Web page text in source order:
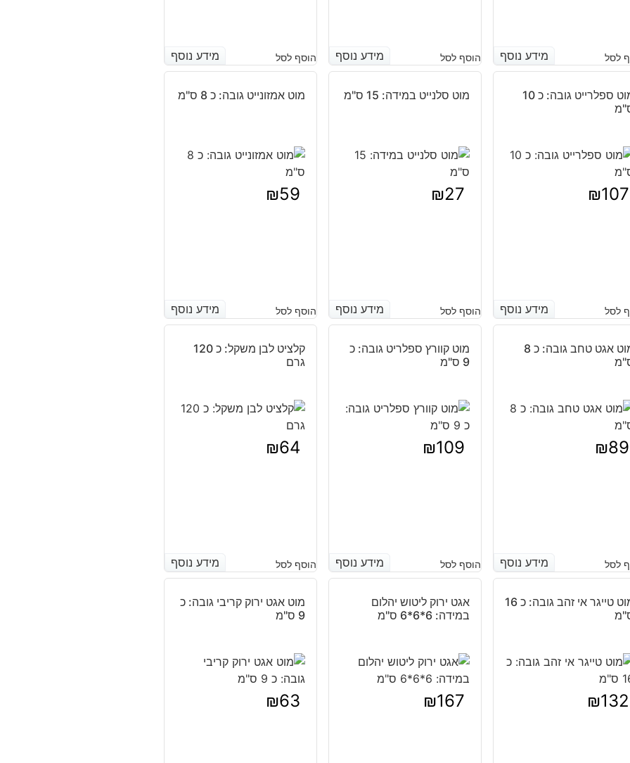
מידע נוסף לסל מידע נוסף מידע נוסף הוסף לסל מידע נוסף מידע נוסף הוסף לסל מידע נוסף
מוט ספלרייט גובה: כ 10
₪107
מידע נוסף לסל מידע נוסף
מוט סלנייט במידה: 15 ס"מ
₪27
מידע נוסף הוסף לסל מידע נוסף
מוט אמזונייט גובה: כ 8 ס"מ
₪59
מידע נוסף הוסף לסל מידע נוסף
מוט אגט טחב גובה: כ 8
₪89
מידע נוסף לסל מידע נוסף
מוט קוורץ ספלריט גובה: כ
9 ס"מ
₪109
מידע נוסף הוסף לסל מידע נוסף
קלציט לבן משקל: כ 120
גרם
₪64
מידע נוסף הוסף לסל מידע נוסף
מוט טייגר אי זהב גובה: כ 16
₪132
אגט ירוק ליטוש יהלום
במידה: 6*6*6 ס"מ
₪167
מוט אגט ירוק קריבי גובה: כ
9 ס"מ
₪63